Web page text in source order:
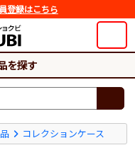
登録はこちら
を探す
コレクションケース